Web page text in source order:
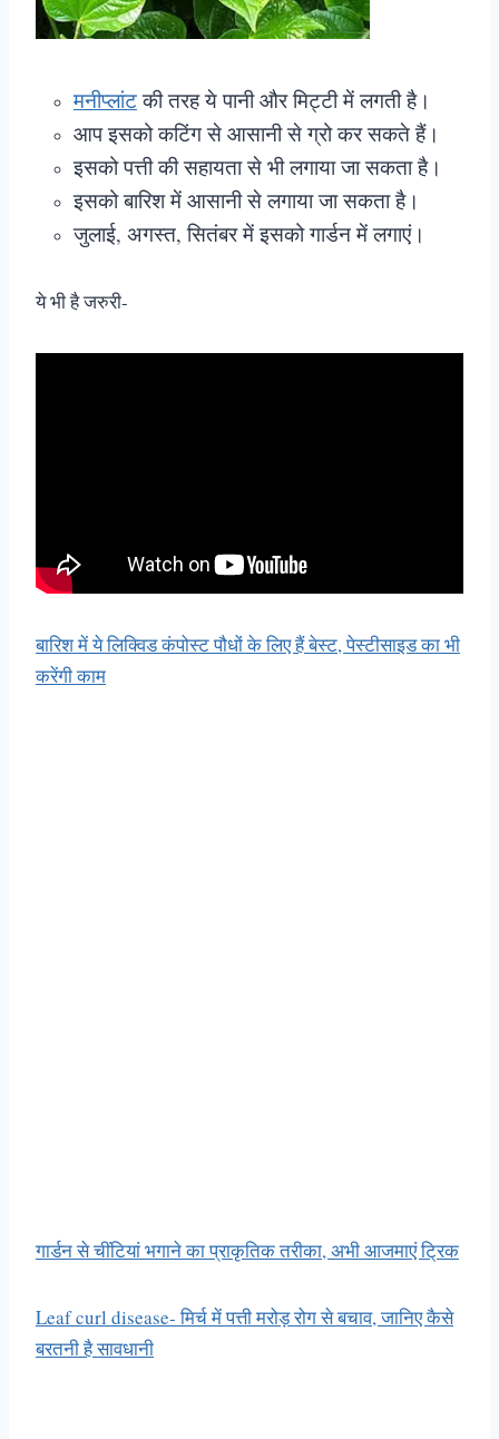
मनीप्लांटकी तरह ये पानी और मिट्टी में लगती है।
आप इसको कटिंग से आसानी से ग्रो कर सकते हैं।
इसको पत्ती की सहायता से भी लगाया जा सकता है।
इसको बारिश में आसानी से लगाया जा सकता है।
जुलाई, अगस्त, सितंबर में इसको गार्डन में लगाएं।
ये भी है जरुरी-
बारिश में ये लिक्विड कंपोस्ट पौधों के लिए हैं बेस्ट, पेस्टीसाइड का भी
करेंगी काम
गार्डन से चींटियां भगाने का प्राकृतिक तरीका, अभी आजमाएं ट्रिक
Leaf curl disease- मिर्च में पत्ती मरोड़ रोग से बचाव, जानिए कैसे
बरतनी है सावधानी